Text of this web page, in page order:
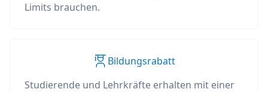
Limits brauchen.
Bildungsrabatt
Studierende und Lehrkräfte erhalten mit einer